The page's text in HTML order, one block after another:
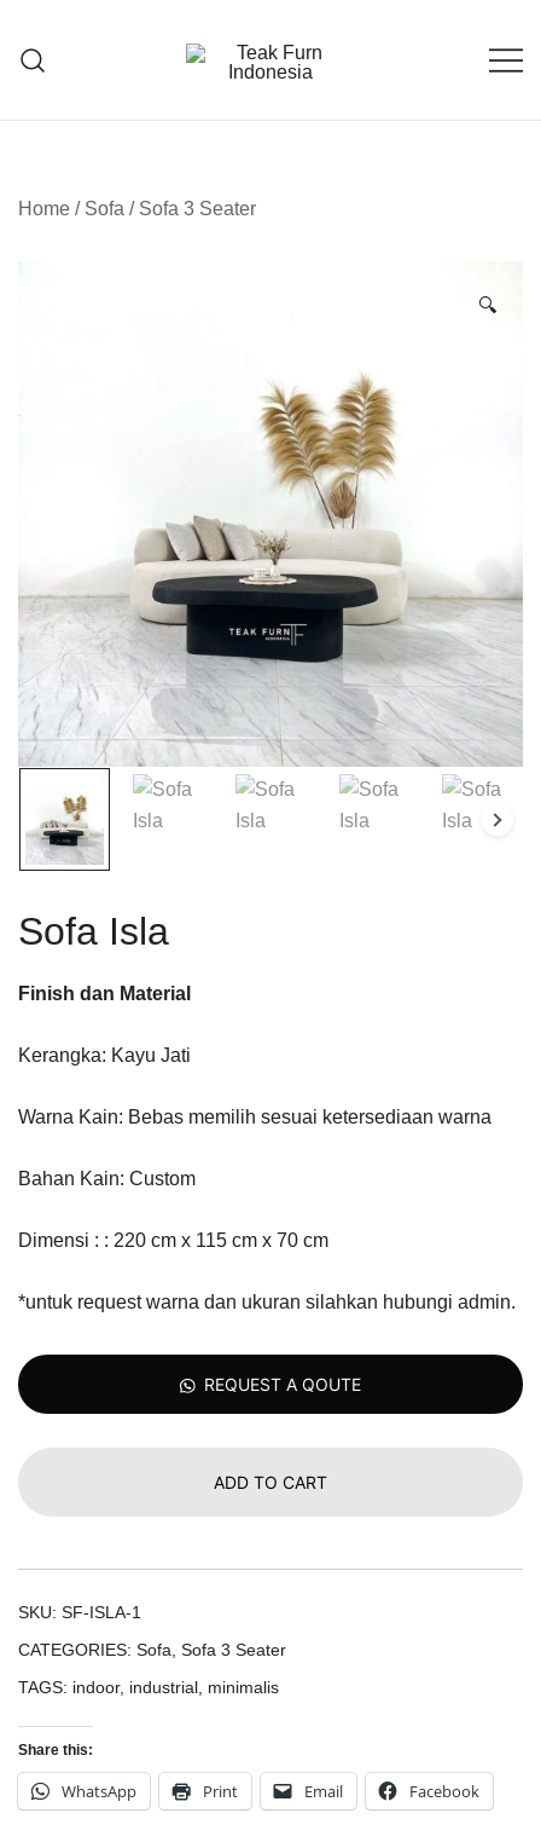
Home / Sofa / Sofa 3 Seater
🔍
Sofa Isla
Finish dan Material
Kerangka: Kayu Jati
Warna Kain: Bebas memilih sesuai ketersediaan warna
Bahan Kain: Custom
Dimensi : : 220 cm x 115 cm x 70 cm
*untuk request warna dan ukuran silahkan hubungi admin.
REQUEST A QOUTE
ADD TO CART
SKU: SF-ISLA-1
CATEGORIES: Sofa Sofa 3 Seater
TAGS: indoor, industrial minimalis
Share this:
WhatsApp Print Email Facebook